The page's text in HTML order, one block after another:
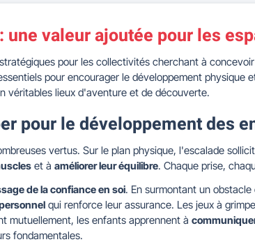
valeur ajoutée pour les
pour les collectivités cherchant à
pour encourager le développement physique
véritables lieux d'aventure et de découverte.
pour le développement des
vertus. Sur le plan physique, l'escalade
et à améliorer leur équilibre. Chaque prise,
de la confiance en soi. En surmontant un
qui renforce leur assurance. Les jeux à
mutuellement, les enfants apprennent à
fondamentales.